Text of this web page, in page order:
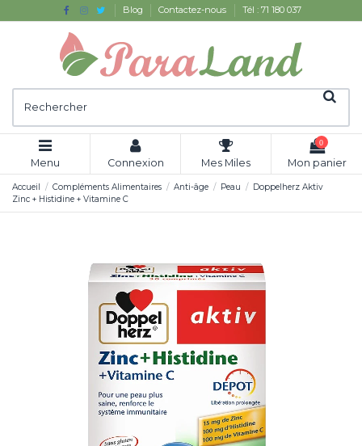
Blog Contactez-nous Tél : 71 180 037
Menu Connexion Mes Miles
0
Mon panier
Accueil Compléments Alimentaires Anti-âge Peau
Doppelherz Aktiv
Zinc + Histidine + Vitamine C